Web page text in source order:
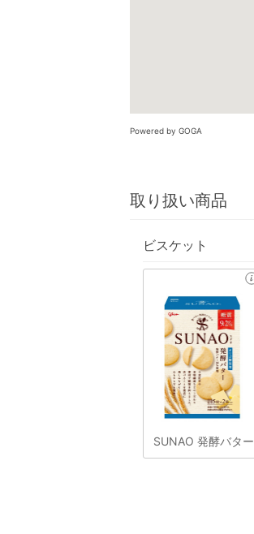
Powered by GOGA
取り扱い商品
ビスケット
SUNAO 発酵バター